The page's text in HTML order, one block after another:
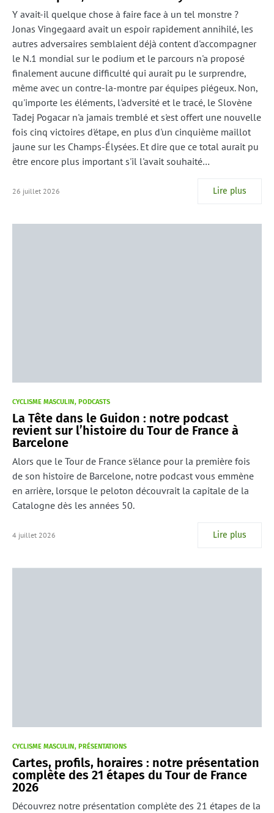
Y avait-il quelque chose à faire face à un tel monstre ?
Jonas Vingegaard avait un espoir rapidement annihilé, les
autres adversaires semblaient déjà content d'accompagner
le N.1 mondial sur le podium et le parcours n'a proposé
finalement aucune difficulté qui aurait pu le surprendre,
même avec un contre-la-montre par équipes piégeux. Non,
qu'importe les éléments, l'adversité et le tracé, le Slovène
Tadej Pogacar n'a jamais tremblé et s'est offert une nouvelle
fois cinq victoires d'étape, en plus d'un cinquième maillot
jaune sur les Champs-Élysées. Et dire que ce total aurait pu
être encore plus important s'il l'avait souhaité…
26 juillet 2026 Lire plus
CYCLISME MASCULIN PODCASTS
La Tête dans le Guidon : notre podcast
revient sur l’histoire du Tour de France à
Barcelone
Alors que le Tour de France s'élance pour la première fois
de son histoire de Barcelone, notre podcast vous emmène
en arrière, lorsque le peloton découvrait la capitale de la
Catalogne dès les années 50.
4 juillet 2026 Lire plus
CYCLISME MASCULIN PRÉSENTATIONS
Cartes, profils, horaires : notre présentation
complète des 21 étapes du Tour de France
2026
Découvrez notre présentation complète des 21 étapes de la